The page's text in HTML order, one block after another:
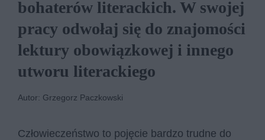
bohaterów literackich. W swojej
pracy odwołaj się do znajomości
lektury obowiązkowej i innego
utworu literackiego
Autor: Grzegorz Paczkowski
Człowieczeństwo to pojęcie bardzo trudne do